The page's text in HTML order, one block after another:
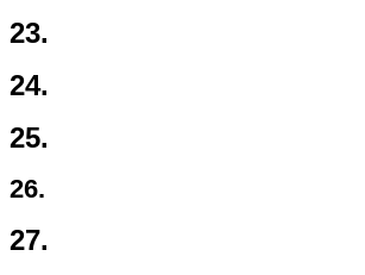
23.
24.
25.
26.
27.